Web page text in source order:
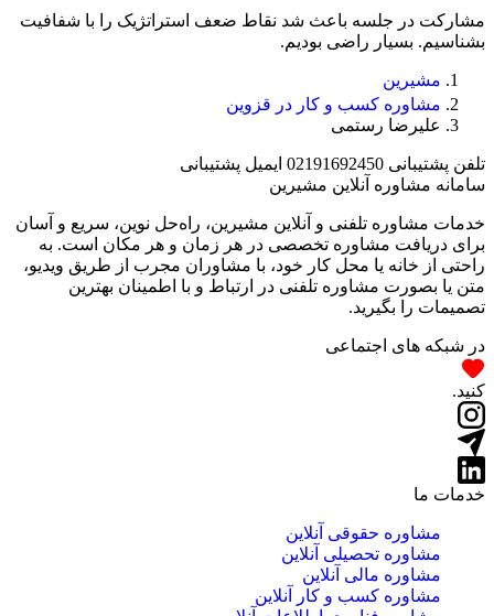
مشارکت در جلسه باعث شد نقاط ضعف استراتژیک را با شفافیت
بشناسیم. بسیار راضی بودیم.
مشیرین
مشاوره کسب و کار در قزوین
علیرضا رستمی
تلفن پشتیبانی 02191692450 ایمیل پشتیبانی
سامانه مشاوره آنلاین مشیرین
خدمات مشاوره تلفنی و آنلاین مشیرین، راه‌‌حل نوین، سریع و آسان
برای دریافت مشاوره تخصصی در هر زمان و هر مکان است. به
راحتی از خانه یا محل کار خود، با مشاوران مجرب از طریق ویدیو،
متن یا بصورت مشاوره تلفنی در ارتباط و با اطمینان بهترین
تصمیمات را بگیرید.
در شبکه های اجتماعی
کنید.
خدمات ما
مشاوره حقوقی آنلاین
مشاوره تحصیلی آنلاین
مشاوره مالی آنلاین
مشاوره کسب و کار آنلاین